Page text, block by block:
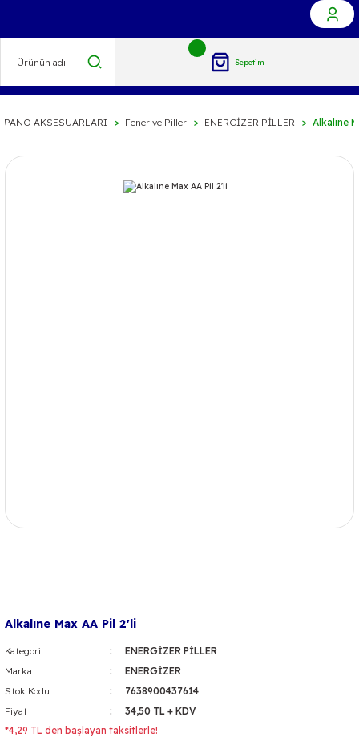
Sepetim
PANO AKSESUARLARI Fener ve Piller ENERGİZER PİLLER Alkalıne
Alkalıne Max AA Pil 2'li
Kategori
ENERGİZER PİLLER
Marka
ENERGİZER
Stok Kodu
7638900437614
Fiyat
34,50 TL + KDV
*4,29 TL den başlayan taksitlerle!